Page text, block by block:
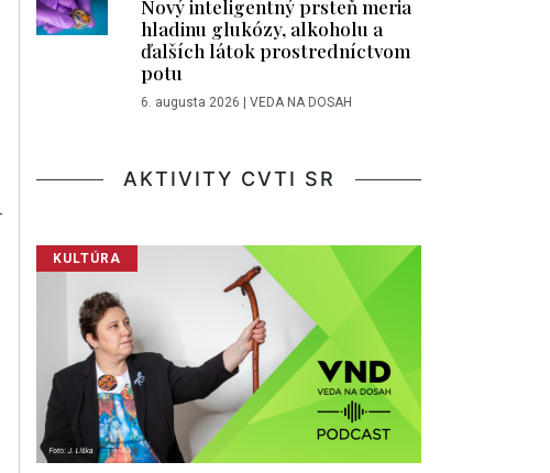
Nový inteligentný prsteň meria
hladinu glukózy, alkoholu a
ďalších látok prostredníctvom
potu
6. augusta 2026 | VEDA NA DOSAH
AKTIVITY CVTI SR
KULTÚRA